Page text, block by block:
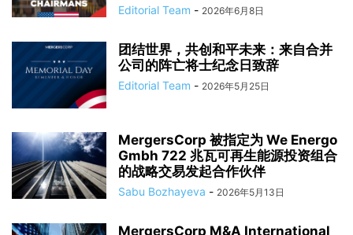
Editorial Team - 2026年6月8日
团结世界，共创和平未来：来自合并
公司的阵亡将士纪念日致辞
Editorial Team - 2026年5月25日
MergersCorp 被指定为 We Energo
Gmbh 722 兆瓦可再生能源投资组合
的战略交易发起合作伙伴
Sabu Bozhayeva - 2026年5月13日
MergersCorp M&A International